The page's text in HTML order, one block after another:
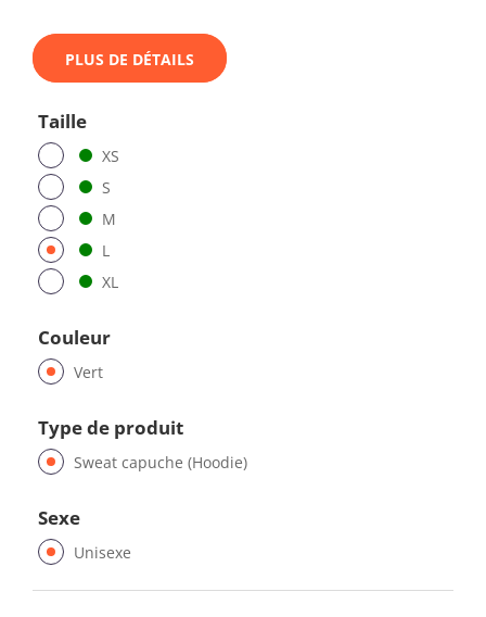
PLUS DE DÉTAILS
Taille
XS
S
M
L
XL
Couleur
Vert
Type de produit
Sweat capuche (Hoodie)
Sexe
Unisexe